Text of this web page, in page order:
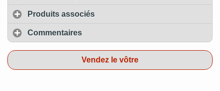
Produits associés
Commentaires
Vendez le vôtre